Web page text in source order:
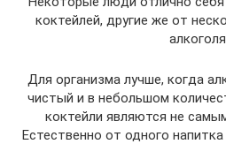
коктейлей, другие же от
Для организма лучше, когда
чистый и в небольшом
коктейли являются не
Естественно от одного напитка